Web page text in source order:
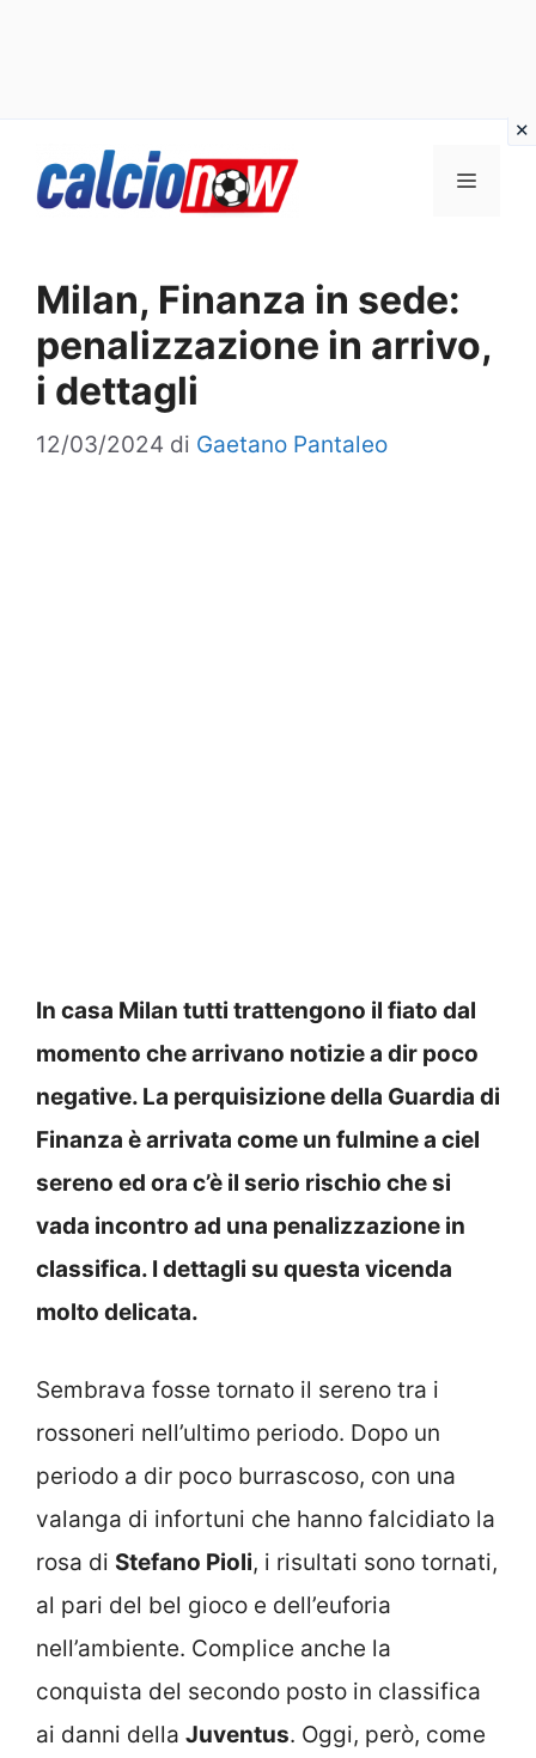
Menu
Milan, Finanza in sede:
penalizzazione in arrivo,
i dettagli
12/03/2024 di Gaetano Pantaleo
In casa Milan tutti trattengono il fiato dal
momento che arrivano notizie a dir poco
negative. La perquisizione della Guardia di
Finanza è arrivata come un fulmine a ciel
sereno ed ora c’è il serio rischio che si
vada incontro ad una penalizzazione in
classifica. I dettagli su questa vicenda
molto delicata.
Sembrava fosse tornato il sereno tra i
rossoneri nell’ultimo periodo. Dopo un
periodo a dir poco burrascoso, con una
valanga di infortuni che hanno falcidiato la
rosa di Stefano Pioli, i risultati sono tornati,
al pari del bel gioco e dell’euforia
nell’ambiente. Complice anche la
conquista del secondo posto in classifica
ai danni della Juventus. Oggi, però, come